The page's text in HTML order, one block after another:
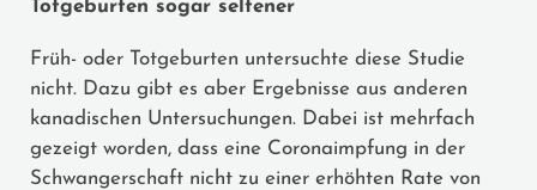
Totgeburten sogar seltener
Früh- oder Totgeburten untersuchte diese Studie
nicht. Dazu gibt es aber Ergebnisse aus anderen
kanadischen Untersuchungen. Dabei ist mehrfach
gezeigt worden, dass eine Coronaimpfung in der
Schwangerschaft nicht zu einer erhöhten Rate von